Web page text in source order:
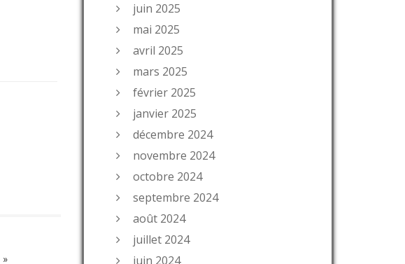
»
juin 2025
mai 2025
avril 2025
mars 2025
février 2025
janvier 2025
décembre 2024
novembre 2024
octobre 2024
septembre 2024
août 2024
juillet 2024
juin 2024